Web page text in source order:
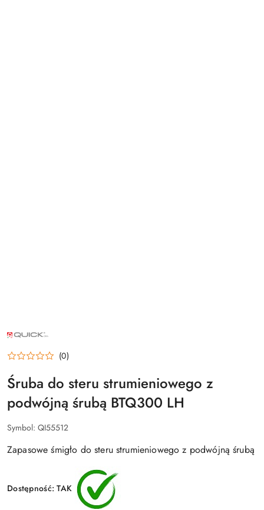
NAZWA
PRODUCENTA:
(0)
Śruba do steru strumieniowego z
podwójną śrubą BTQ300 LH
Symbol: QI55512
Zapasowe śmigło do steru strumieniowego z podwójną śrubą
Dostępność:TAK